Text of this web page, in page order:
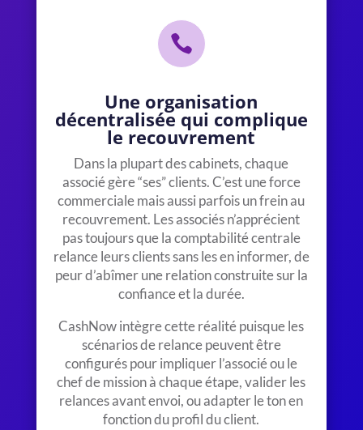

Une organisation
décentralisée qui complique
le recouvrement
Dans la plupart des cabinets, chaque
associé gère “ses” clients. C’est une force
commerciale mais aussi parfoisun frein au
recouvrement. Les associés n’apprécient
pas toujours que la comptabilité centrale
relance leurs clients sans les en informer, de
peur d’abîmer une relation construite sur la
confiance et la durée.
CashNow intègre cette réalité puisque les
scénarios de relance peuvent être
configurés pour impliquer l’associé ou le
chef de mission à chaque étape, valider les
relances avant envoi, ou adapter le ton en
fonction du profil du client.